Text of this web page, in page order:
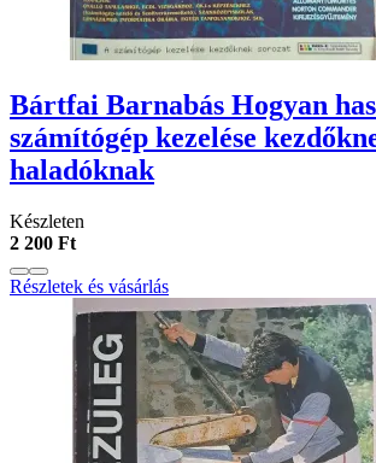
Bártfai Barnabás Hogyan
számítógép kezelése
haladóknak
Készleten
2 200 Ft
Részletek és vásárlás